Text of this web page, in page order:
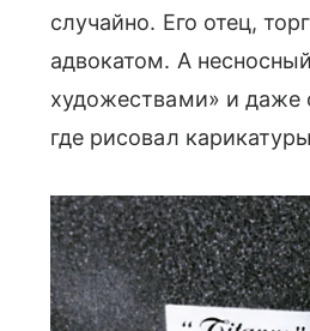
случайно. Его отец,
адвокатом. А
художествами» и даже
где рисовал